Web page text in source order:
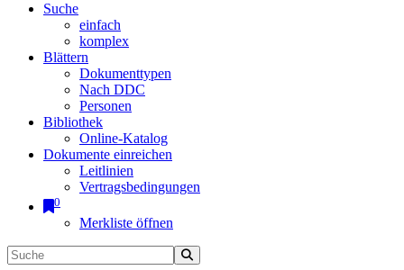
Suche
einfach
komplex
Blättern
Dokumenttypen
Nach DDC
Personen
Bibliothek
Online-Katalog
Dokumente einreichen
Leitlinien
Vertragsbedingungen
0
Merkliste öffnen